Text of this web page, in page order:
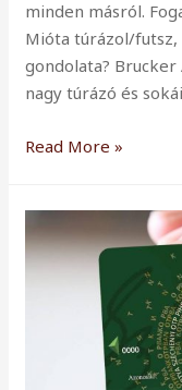
minden másról.
Mióta túrázol/
gondolata? Brucker
nagy túrázó és
Interjú
Nálunk
Read More »